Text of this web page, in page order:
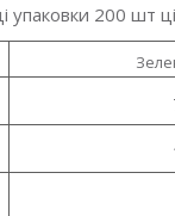
200 шт